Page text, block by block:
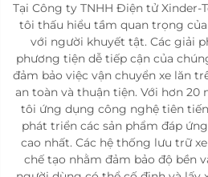
Tại Công ty TNHH Điện tử Xinder-
tôi thấu hiểu tầm quan trọng
với người khuyết tật. Các giải
phương tiện dễ tiếp cận của
đảm bảo việc vận chuyển xe lăn
an toàn và thuận tiện. Với hơn 20
tôi ứng dụng công nghệ tiên
phát triển các sản phẩm đáp
cao nhất. Các hệ thống lưu trữ
chế tạo nhằm đảm bảo độ bền